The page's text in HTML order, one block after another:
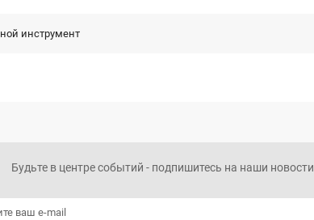
инструмент
Будьте в центре событий - подпишитесь на наши